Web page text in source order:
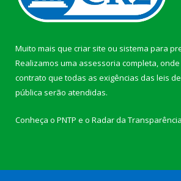
Muito mais que criar site ou sistema para
Realizamos uma assessoria completa,
contrato que todas as exigências das leis
pública serão atendidas.
Conheça o PNTP e o Radar da